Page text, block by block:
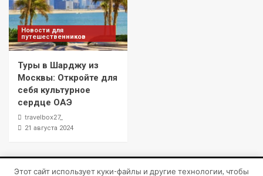
Новости для
путешественников
Туры в Шарджу из
Москвы: Откройте для
себя культурное
сердце ОАЭ
travelbox27_
21 августа 2024
Этот сайт использует куки-файлы и другие технологии, чтобы